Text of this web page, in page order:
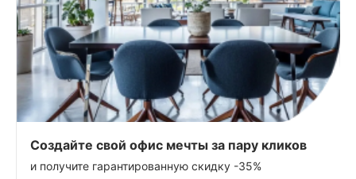
Создайте свой офис мечты за пару кликов
и получите гарантированную скидку -35%